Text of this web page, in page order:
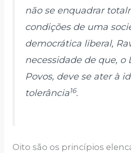
não se enquadrar
condições de uma
democrática liberal,
necessidade de que, o
Povos, deve se ater à
tolerância16.
Oito são os princípios